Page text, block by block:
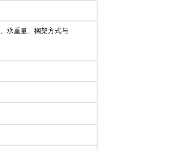
承重量、搁架方式与